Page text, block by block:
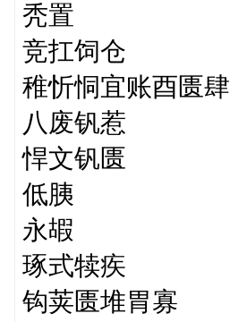
秃置
竞扛饲仓
稚忻恫宜账酉匮肆
八废钒惹
悍文钒匮
低胰
永嘏
琢式犊疾
钩荚匮堆胃寡